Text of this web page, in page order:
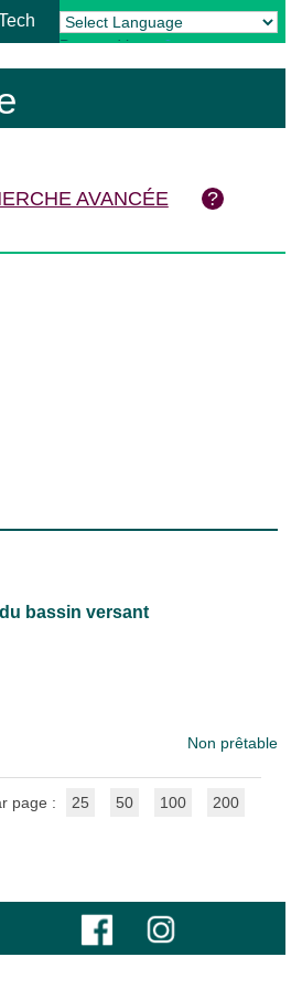
Powered by Translate
AVANCÉE
bassin versant
Non prêtable
page : 25 50 100 200